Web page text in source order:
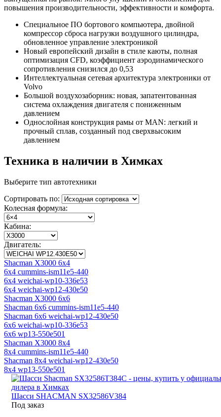
повышения производительности, эффективности и комфорта.
Специальное ПО бортового компьютера, двойной
компрессор сброса нагрузки воздушного цилиндра,
обновленное управление электроникой
Новый европейский дизайн в стиле каюты, полная
оптимизация CFD, коэффициент аэродинамического
сопротивления снизился до 0,53
Интеллектуальная сетевая архитектура электроники от
Volvo
Большой воздухозаборник: новая, запатентованная
система охлаждения двигателя с пониженным
давлением
Однослойная конструкция рамы от MAN: легкий и
прочный сплав, созданный под сверхвысоким
давлением
Техника в наличии в Химках
Выберите тип автотехники
Сортировать по:
Колесная формула:
Кабина:
Двигатель:
Shacman X3000 6x4
6x4 cummins-ism11e5-440
6x4 weichai-wp10-336e53
6x4 weichai-wp12-430e50
Shacman X3000 6x6
Shacman 6x6 cummins-ism11e5-440
Shacman 6x6 weichai-wp12-430e50
6x6 weichai-wp10-336e53
6x6 wp13-550e501
Shacman X3000 8x4
8x4 cummins-ism11e5-440
Shacman 8x4 weichai-wp12-430e50
8x4 wp13-550e501
Шасси SHACMAN SX32586V384
Под заказ